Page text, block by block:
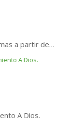
“Sin problemas a partir de hoy”
A Dios.